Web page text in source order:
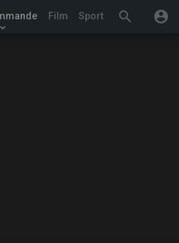
search account_circle
keyboard_arrow_down
Film Sport